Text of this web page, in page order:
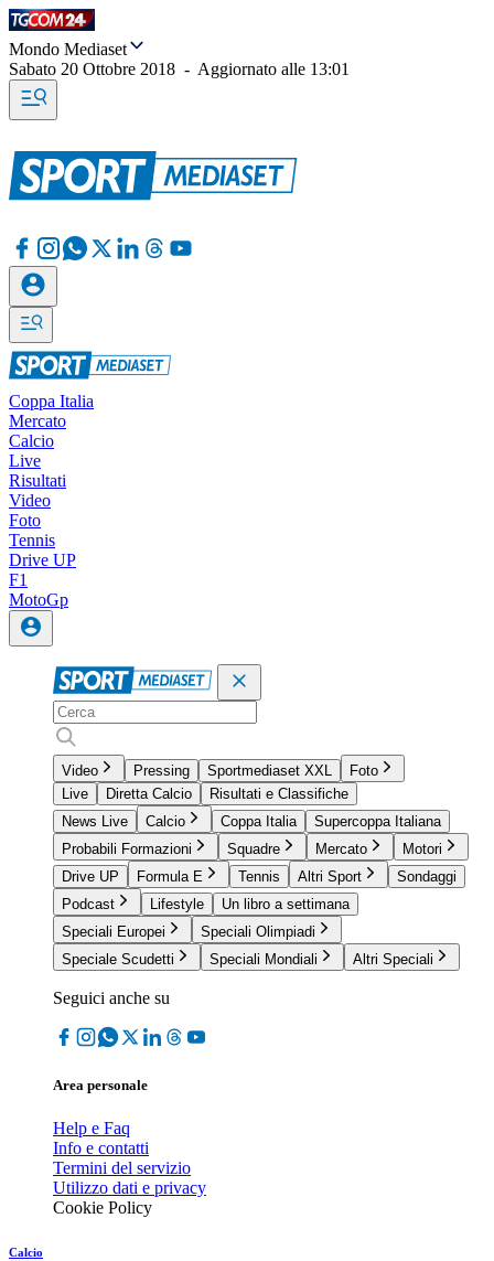
Mondo Mediaset
Sabato 20 Ottobre 2018 - Aggiornato alle 13:01
Coppa Italia
Mercato
Calcio
Live
Risultati
Video
Foto
Tennis
Drive UP
F1
MotoGp
Video Pressing Sportmediaset XXL
Foto
Live
Diretta Calcio
Risultati e Classifiche
News Live
Calcio Coppa Italia
Supercoppa Italiana
Probabili Formazioni
Squadre Mercato
Motori
Drive UP
Formula E Tennis Altri Sport
Sondaggi
Podcast
Lifestyle
Un libro a settimana
Speciali Europei
Speciali Olimpiadi
Speciale Scudetti
Speciali Mondiali Altri Speciali
Seguici anche su
Area personale
Help e Faq
Info e contatti
Termini del servizio
Utilizzo dati e privacy
Cookie Policy
Calcio